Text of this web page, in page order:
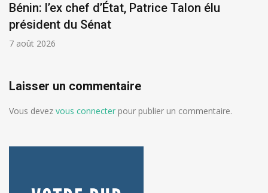
Bénin: l’ex chef d’État, Patrice Talon élu
président du Sénat
7 août 2026
Laisser un commentaire
Vous devez vous connecter pour publier un commentaire.